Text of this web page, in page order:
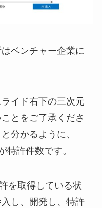
ベンチャー企業に
イド右下の三次元
とをご了承くださ
分かるように、
特許件数です。
を取得している状
し、開発し、特許